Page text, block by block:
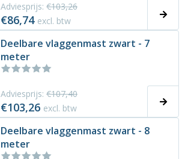
Adviesprijs: €103,26
€86,74 excl. btw
Deelbare vlaggenmast zwart - 7
meter
Adviesprijs: €107,40
€103,26 excl. btw
Deelbare vlaggenmast zwart - 8
meter